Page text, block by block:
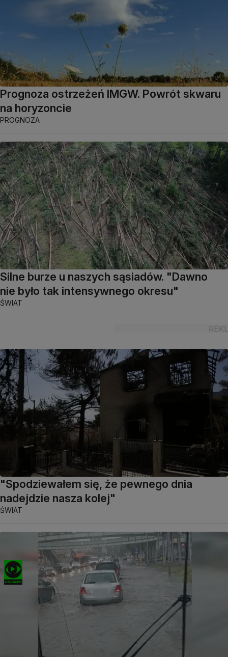
Prognoza ostrzeżeń IMGW. Powrót skwaru
na horyzoncie
PROGNOZA
Silne burze u naszych sąsiadów. "Dawno
nie było tak intensywnego okresu"
ŚWIAT
"Spodziewałem się, że pewnego dnia
nadejdzie nasza kolej"
ŚWIAT